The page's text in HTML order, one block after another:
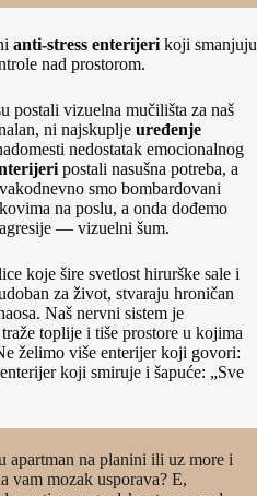
anti-stress enterijeri koji smanjuju
nad prostorom.
postali vizuelna mučilišta za naš
ni najskuplje uređenje
nedostatak emocionalnog
postali nasušna potreba, a
smo bombardovani
na poslu, a onda dođemo
— vizuelni šum.
koje šire svetlost hirurške sale i
za život, stvaraju hroničan
Naš nervni sistem je
toplije i tiše prostore u kojima
želimo više enterijer koji govori:
koji smiruje i šapuće: „Sve
apartman na planini ili uz more i
vam mozak usporava? E,